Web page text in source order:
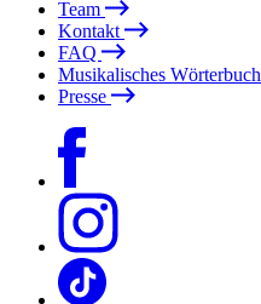
Team
Kontakt
FAQ
Musikalisches Wörterbuch
Presse